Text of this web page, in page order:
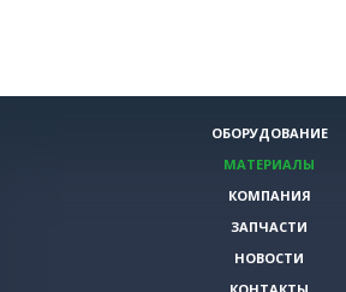
ОБОРУДОВАНИЕ
МАТЕРИАЛЫ
КОМПАНИЯ
ЗАПЧАСТИ
НОВОСТИ